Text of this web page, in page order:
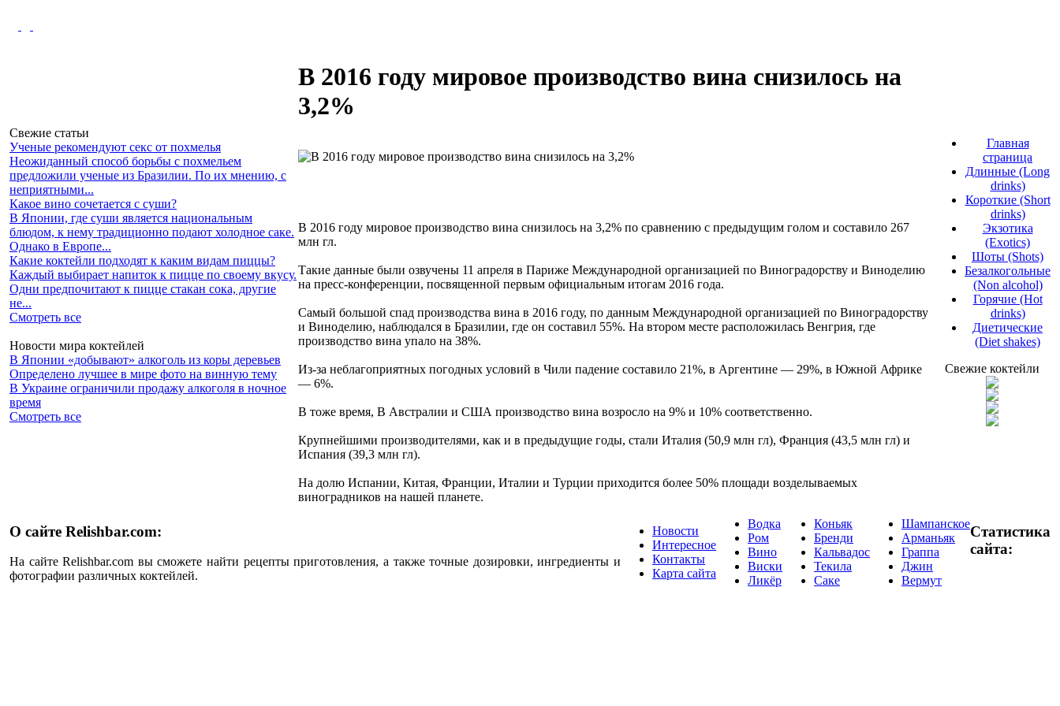
Свежие статьи
Ученые рекомендуют секс от похмелья
Неожиданный способ борьбы с похмельем
предложили ученые из Бразилии. По их мнению, с
неприятными...
Какое вино сочетается с суши?
В Японии, где суши является национальным
блюдом, к нему традиционно подают холодное саке.
Однако в Европе...
Какие коктейли подходят к каким видам пиццы?
Каждый выбирает напиток к пицце по своему вкусу.
Одни предпочитают к пицце стакан сока, другие
не...
Смотреть все
Новости мира коктейлей
В Японии «добывают» алкоголь из коры деревьев
Определено лучшее в мире фото на винную тему
В Украине ограничили продажу алкоголя в ночное
время
Смотреть все
В 2016 году мировое производство вина снизилось на
3,2%
В 2016 году мировое производство вина снизилось на 3,2% по сравнению с предыдущим голом и составило 267
млн гл.
Такие данные были озвучены 11 апреля в Париже Международной организацией по Виноградорству и Виноделию
на пресс-конференции, посвященной первым официальным итогам 2016 года.
Самый большой спад производства вина в 2016 году, по данным Международной организацией по Виноградорству
и Виноделию, наблюдался в Бразилии, где он составил 55%. На втором месте расположилась Венгрия, где
производство вина упало на 38%.
Из-за неблагоприятных погодных условий в Чили падение составило 21%, в Аргентине — 29%, в Южной Африке
— 6%.
В тоже время, В Австралии и США производство вина возросло на 9% и 10% соответственно.
Крупнейшими производителями, как и в предыдущие годы, стали Италия (50,9 млн гл), Франция (43,5 млн гл) и
Испания (39,3 млн гл).
На долю Испании, Китая, Франции, Италии и Турции приходится более 50% площади возделываемых
виноградников на нашей планете.
Главная
страница
Длинные (Long
drinks)
Короткие (Short
drinks)
Экзотика
(Exotics)
Шоты (Shots)
Безалкогольные
(Non alcohol)
Горячие (Hot
drinks)
Диетические
(Diet shakes)
Свежие коктейли
О сайте Relishbar.com:
На сайте Relishbar.com вы сможете найти рецепты приготовления, а также точные дозировки, ингредиенты и
фотографии различных коктейлей.
Новости
Интересное
Контакты
Карта сайта
Водка
Ром
Вино
Виски
Ликёр
Коньяк
Бренди
Кальвадос
Текила
Саке
Шампанское
Арманьяк
Граппа
Джин
Вермут
Статистика
сайта: